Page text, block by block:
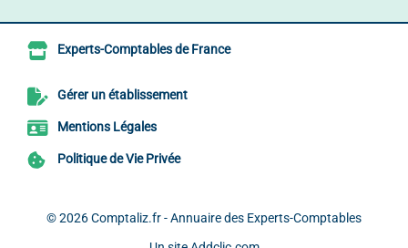
Experts-Comptables de France
Gérer un établissement
Mentions Légales
Politique de Vie Privée
© 2026Comptaliz.fr - Annuaire des Experts-Comptables